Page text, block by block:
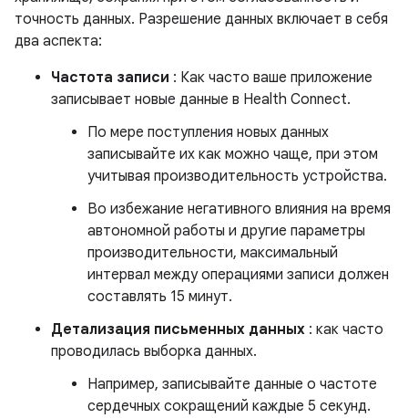
точность данных. Разрешение данных включает в себя
два аспекта:
Частота записи : Как часто ваше приложение
записывает новые данные в Health Connect.
По мере поступления новых данных
записывайте их как можно чаще, при этом
учитывая производительность устройства.
Во избежание негативного влияния на время
автономной работы и другие параметры
производительности, максимальный
интервал между операциями записи должен
составлять 15 минут.
Детализация письменных данных : как часто
проводилась выборка данных.
Например, записывайте данные о частоте
сердечных сокращений каждые 5 секунд.